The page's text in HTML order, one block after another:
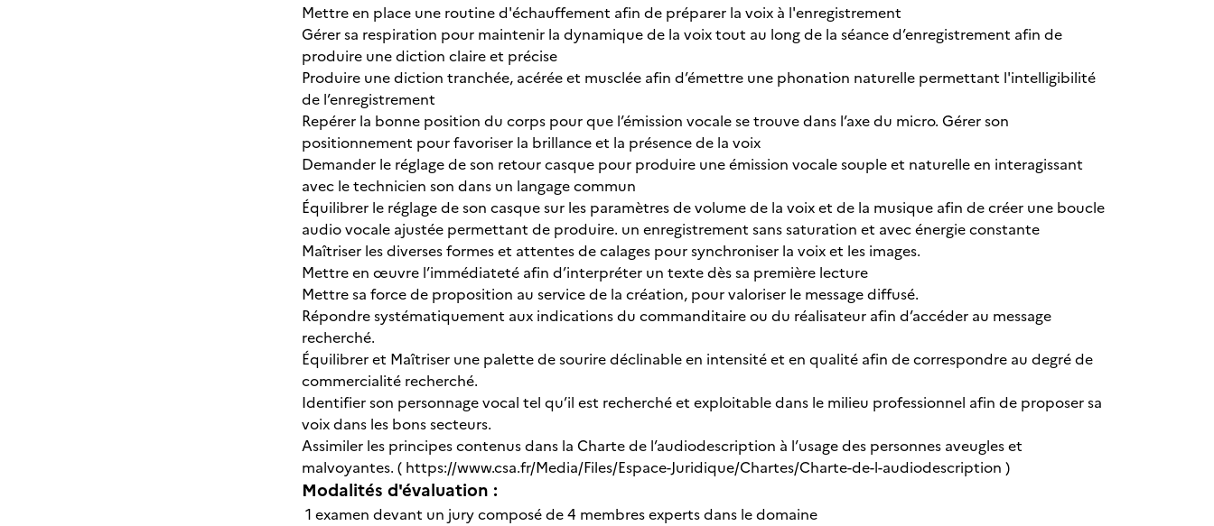
Mettre en place une routine d'échauffement afin de préparer la voix à l'enregistrement
Gérer sa respiration pour maintenir la dynamique de la voix tout au long de la séance d’enregistrement afin de
produire une diction claire et précise
Produire une diction tranchée, acérée et musclée afin d’émettre une phonation naturelle permettant l'intelligibilité
de l’enregistrement
Repérer la bonne position du corps pour que l’émission vocale se trouve dans l’axe du micro. Gérer son
positionnement pour favoriser la brillance et la présence de la voix
Demander le réglage de son retour casque pour produire une émission vocale souple et naturelle en interagissant
avec le technicien son dans un langage commun
Équilibrer le réglage de son casque sur les paramètres de volume de la voix et de la musique afin de créer une boucle
audio vocale ajustée permettant de produire. un enregistrement sans saturation et avec énergie constante
Maîtriser les diverses formes et attentes de calages pour synchroniser la voix et les images.
Mettre en œuvre l’immédiateté afin d’interpréter un texte dès sa première lecture
Mettre sa force de proposition au service de la création, pour valoriser le message diffusé.
Répondre systématiquement aux indications du commanditaire ou du réalisateur afin d’accéder au message
recherché.
Équilibrer et Maîtriser une palette de sourire déclinable en intensité et en qualité afin de correspondre au degré de
commercialité recherché.
Identifier son personnage vocal tel qu’il est recherché et exploitable dans le milieu professionnel afin de proposer sa
voix dans les bons secteurs.
Assimiler les principes contenus dans la Charte de l’audiodescription à l’usage des personnes aveugles et
malvoyantes. ( https://www.csa.fr/Media/Files/Espace-Juridique/Chartes/Charte-de-l-audiodescription )
Modalités d'évaluation :
1 examen devant un jury composé de 4 membres experts dans le domaine